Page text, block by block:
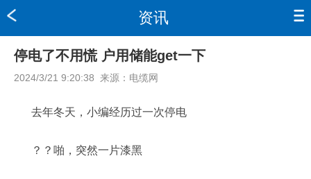
资讯
停电了不用慌 户用储能get一下
2024/3/21 9:20:38 来源： 电缆网
去年冬天，小编经历过一次停电
？？啪，突然一片漆黑